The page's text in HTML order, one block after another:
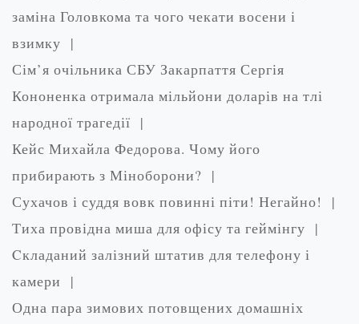
заміна Головкома та чого чекати восени і
взимку |
Сім’я очільника СБУ Закарпаття Сергія
Кононенка отримала мільйони доларів на тлі
народної трагедії |
Кейс Михайла Федорова. Чому його
прибирають з Міноборони? |
Сухачов і суддя вовк повинні піти! Негайно! |
Тиха провідна миша для офісу та геймінгу |
Cкладаний залізний штатив для телефону і
камери |
Одна пара зимових потовщених домашніх